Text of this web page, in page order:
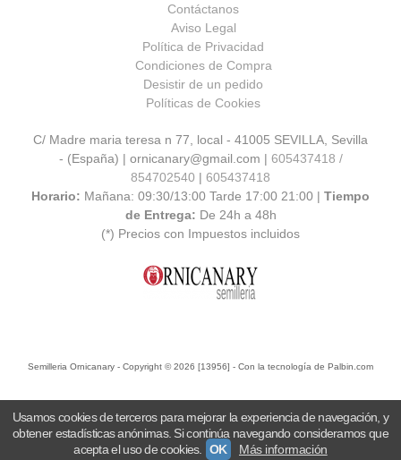
Contáctanos
Aviso Legal
Política de Privacidad
Condiciones de Compra
Desistir de un pedido
Políticas de Cookies
C/ Madre maria teresa n 77, local - 41005 SEVILLA, Sevilla
- (España) | ornicanary@gmail.com | 605437418 /
854702540 | 605437418
Horario: Mañana: 09:30/13:00 Tarde 17:00 21:00 | Tiempo
de Entrega: De 24h a 48h
(*) Precios con Impuestos incluidos
Semilleria Ornicanary - Copyright © 2026 [13956] - Con la tecnología de Palbin.com
Usamos cookies de terceros para mejorar la experiencia de navegación, y
obtener estadísticas anónimas. Si continúa navegando consideramos que
acepta el uso de cookies.
OK Más información